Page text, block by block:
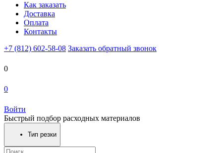
Как заказать
Доставка
Оплата
Контакты
+7 (812) 602-58-08 Заказать обратный звонок
0
0
Войти
Быстрый подбор расходных материалов
Тип резки